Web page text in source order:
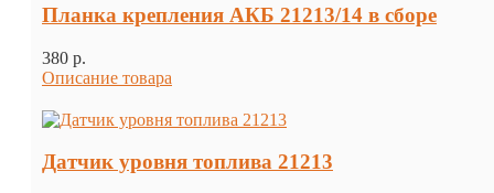
Планка крепления АКБ 21213/14 в сборе
380 p.
Описание товара
Датчик уровня топлива 21213